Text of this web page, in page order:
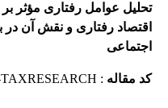
تحلیل عوامل رفتاری مؤثر بر
اقتصاد رفتاری و نقش آن
اجتماعی
کد مقاله :
TAXRESEARCH